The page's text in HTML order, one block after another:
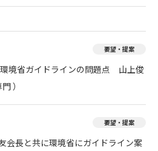
要望・提案
境省ガイドラインの問題点 山上俊
）
要望・提案
長と共に環境省にガイドライン案